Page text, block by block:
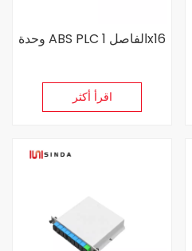
وحدة ABS PLC الفاصل 1x16
اقرأ أكثر